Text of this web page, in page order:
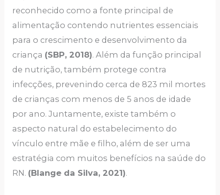
reconhecido como a fonte principal de
alimentação contendo nutrientes essenciais
para o crescimento e desenvolvimento da
criança (SBP, 2018). Além da função principal
de nutrição, também protege contra
infecções, prevenindo cerca de 823 mil mortes
de crianças com menos de 5 anos de idade
por ano. Juntamente, existe também o
aspecto natural do estabelecimento do
vínculo entre mãe e filho, além de ser uma
estratégia com muitos benefícios na saúde do
RN. (Blange da Silva, 2021).